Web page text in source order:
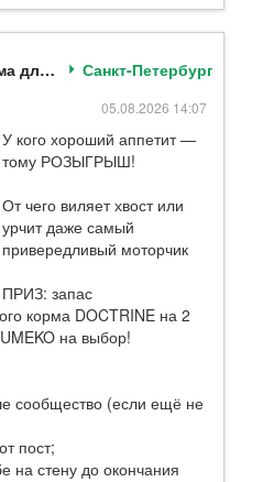
PetFabric | Корма для кошек и собак Санкт-Петербург
05.08.2026 14:07
У кого хороший аппетит —
тому РОЗЫГРЫШ!
От чего виляет хвост или
урчит даже самый
привередливый моторчик
ПРИЗ: запас
корма DOCTRINE на 2
на выбор!
сообщество (если ещё не
пост;
на стену до окончания